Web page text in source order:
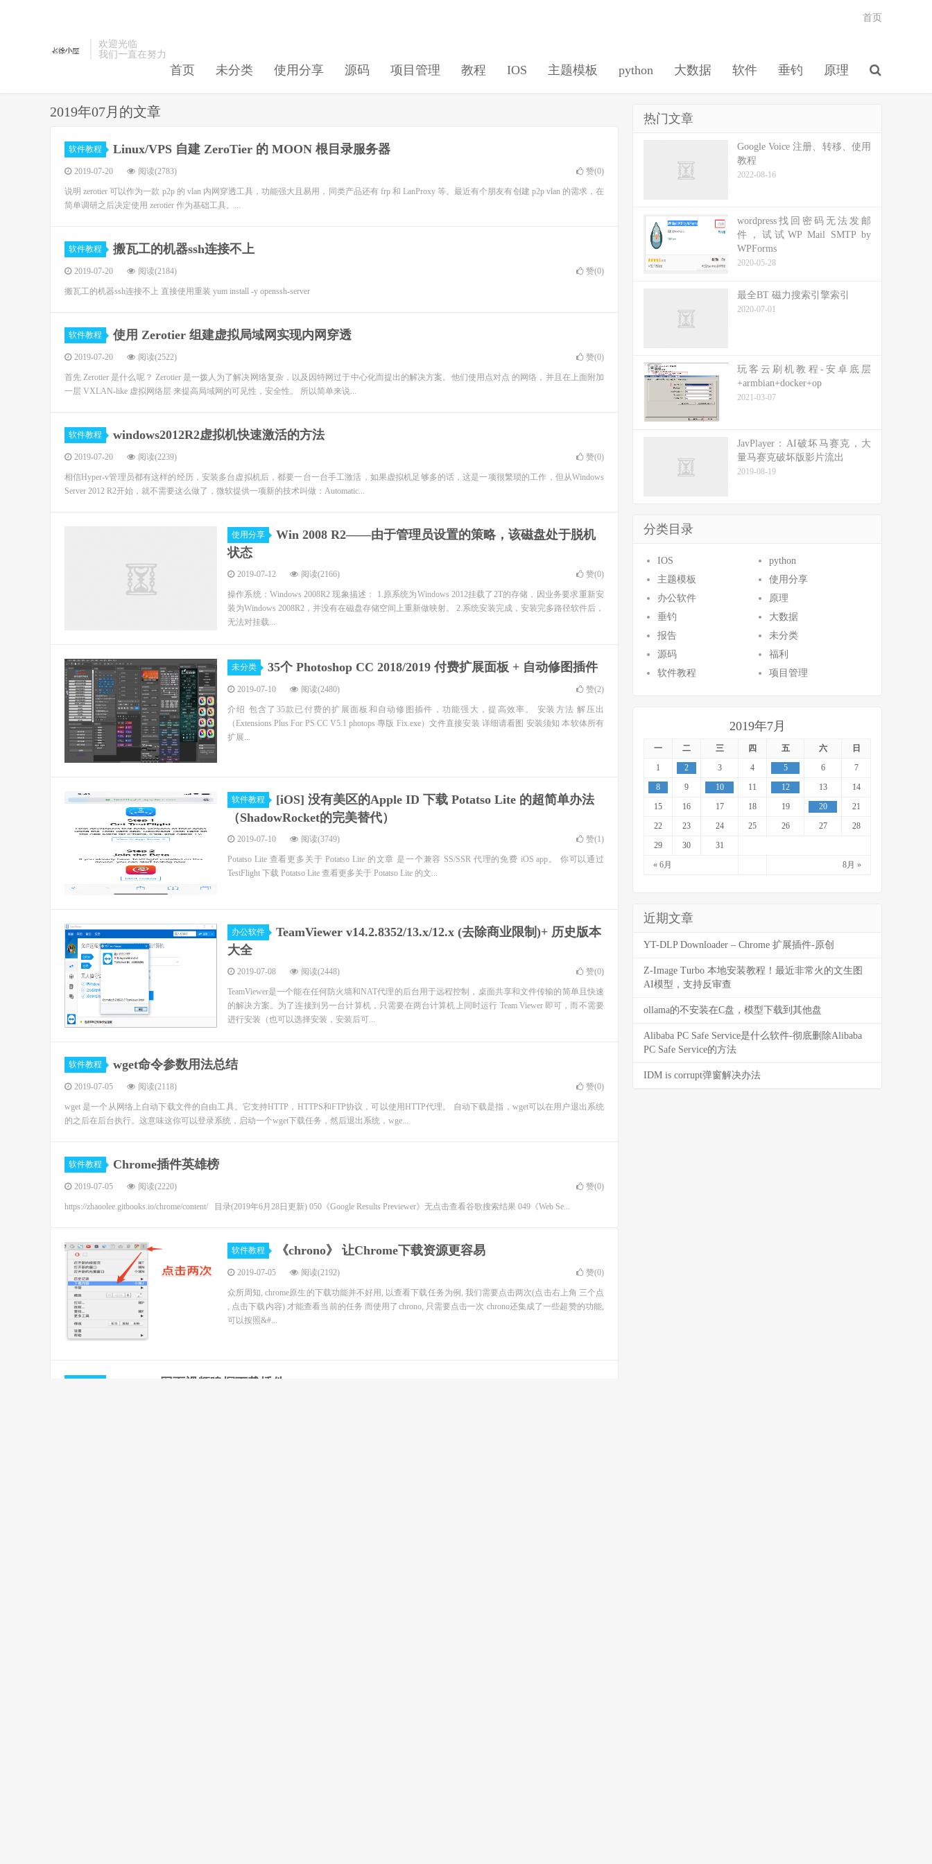
欢迎光临
我们一直在努力
首页 未分类 使用分享 源码 项目管理 教程 IOS 主题模板 python 大数据 软件 垂钓 原理
首页
2019年07月的文章
软件教程 Linux/VPS 自建 ZeroTier 的 MOON 根目录服务器
2019-07-20 阅读(2783) 赞(0)
说明 zerotier 可以作为一款 p2p 的 vlan 内网穿透工具，功能强大且易用，同类产品还有 frp 和 LanProxy 等。最近有个朋友有创建 p2p vlan 的需求，在
简单调研之后决定使用 zerotier 作为基础工具。...
软件教程 搬瓦工的机器ssh连接不上
2019-07-20 阅读(2184) 赞(0)
搬瓦工的机器ssh连接不上 直接使用重装 yum install -y openssh-server
软件教程 使用 Zerotier 组建虚拟局域网实现内网穿透
2019-07-20 阅读(2522) 赞(0)
首先 Zerotier 是什么呢？ Zerotier 是一拨人为了解决网络复杂，以及因特网过于中心化而提出的解决方案。他们使用点对点 的网络，并且在上面附加
一层 VXLAN-like 虚拟网络层 来提高局域网的可见性，安全性。 所以简单来说...
软件教程 windows2012R2虚拟机快速激活的方法
2019-07-20 阅读(2239) 赞(0)
相信Hyper-v管理员都有这样的经历，安装多台虚拟机后，都要一台一台手工激活，如果虚拟机足够多的话，这是一项很繁琐的工作，但从Windows
Server 2012 R2开始，就不需要这么做了，微软提供一项新的技术叫做：Automatic...
使用分享
Win 2008 R2——由于管理员设置的策略，该磁盘处于脱机
状态
2019-07-12 阅读(2166) 赞(0)
操作系统：Windows 2008R2 现象描述： 1.原系统为Windows 2012挂载了2T的存储，因业务要求重新安
装为Windows 2008R2，并没有在磁盘存储空间上重新做映射。 2.系统安装完成，安装完多路径软件后，
无法对挂载...
未分类 35个 Photoshop CC 2018/2019 付费扩展面板 + 自动修图插件
2019-07-10 阅读(2480) 赞(2)
介绍 包含了35款已付费的扩展面板和自动修图插件，功能强大，提高效率。 安装方法 解压出
（Extensions Plus For PS CC V5.1 photops 專版 Fix.exe）文件直接安装 详细请看图 安装须知 本软体所有
扩展...
软件教程
[iOS] 没有美区的Apple ID 下载 Potatso Lite 的超简单办法
（ShadowRocket的完美替代）
2019-07-10 阅读(3749) 赞(1)
Potatso Lite 查看更多关于 Potatso Lite 的文章 是一个兼容 SS/SSR 代理的免费 iOS app。 你可以通过
TestFlight 下载 Potatso Lite 查看更多关于 Potatso Lite 的文...
办公软件
TeamViewer v14.2.8352/13.x/12.x (去除商业限制)+ 历史版本
大全
2019-07-08 阅读(2448) 赞(0)
TeamViewer是一个能在任何防火墙和NAT代理的后台用于远程控制，桌面共享和文件传输的简单且快速
的解决方案。为了连接到另一台计算机，只需要在两台计算机上同时运行 Team Viewer 即可，而不需要
进行安装（也可以选择安装，安装后可...
软件教程 wget命令参数用法总结
2019-07-05 阅读(2118) 赞(0)
wget 是一个从网络上自动下载文件的自由工具。它支持HTTP，HTTPS和FTP协议，可以使用HTTP代理。 自动下载是指，wget可以在用户退出系统
的之后在后台执行。这意味这你可以登录系统，启动一个wget下载任务，然后退出系统，wge...
软件教程 Chrome插件英雄榜
2019-07-05 阅读(2220) 赞(0)
https://zhaoolee.gitbooks.io/chrome/content/ 目录(2019年6月28日更新) 050《Google Results Previewer》无点击查看谷歌搜索结果 049《Web Se...
软件教程 《chrono》 让Chrome下载资源更容易
2019-07-05 阅读(2192) 赞(0)
众所周知, chrome原生的下载功能并不好用, 以查看下载任务为例, 我们需要点击两次(点击右上角 三个点
, 点击下载内容) 才能查看当前的任务 而使用了chrono, 只需要点击一次 chrono还集成了一些超赞的功能,
可以按照&#...
Chrome 网页视频嗅探下载插件
热门文章
Google Voice 注册、转移、使用
教程
2022-08-16
wordpress找回密码无法发邮
件，试试WP Mail SMTP by
WPForms
2020-05-28
最全BT 磁力搜索引擎索引
2020-07-01
玩客云刷机教程-安卓底层
+armbian+docker+op
2021-03-07
JavPlayer：AI破坏马赛克，大
量马赛克破坏版影片流出
2019-08-19
分类目录
IOS
python
主题模板
使用分享
办公软件
原理
垂钓
大数据
报告
未分类
源码
福利
软件教程
项目管理
2019年7月
一 二 三 四 五 六 日
« 6月 8月 »
1 2 3 4 5 6
7
8
9 10 11 12 13
14
15
16 17 18 19 20
21
22
23 24 25 26 27
28
29
30 31
近期文章
YT-DLP Downloader – Chrome 扩展插件-原创
Z-Image Turbo 本地安装教程！最近非常火的文生图
AI模型，支持反审查
ollama的不安装在C盘，模型下载到其他盘
Alibaba PC Safe Service是什么软件-彻底删除Alibaba
PC Safe Service的方法
IDM is corrupt弹窗解决办法